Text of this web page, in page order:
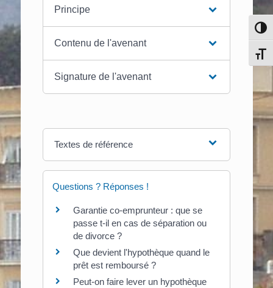
Principe
Contenu de l'avenant
Signature de l'avenant
Textes de référence
Questions ? Réponses !
Garantie co-emprunteur : que se
passe t-il en cas de séparation ou
de divorce ?
Que devient l'hypothèque quand le
prêt est remboursé ?
Peut-on faire lever un hypothèque